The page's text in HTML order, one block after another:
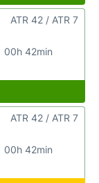
00h 42min
ATR 42 / ATR 7
00h 42min
ATR 42 / ATR 7